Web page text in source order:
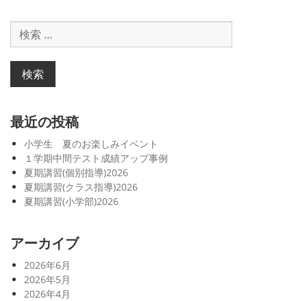
2
(ク
ラ
ス
導)
最近の投稿
小学生 夏のお楽しみイベント
１学期中間テスト成績アップ事例
夏期講習(個別指導)2026
夏期講習(クラス指導)2026
夏期講習(小学部)2026
アーカイブ
2026年6月
2026年5月
2026年4月